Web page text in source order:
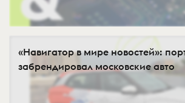
«Навигатор в мире новостей»:
забрендировал московские авто